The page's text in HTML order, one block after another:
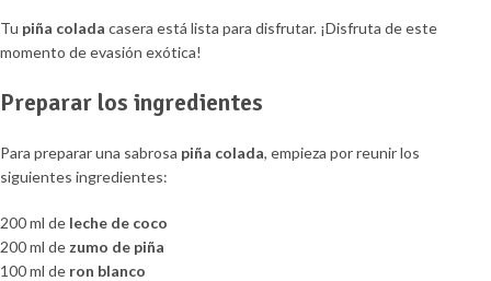
Tu piña colada casera está lista para disfrutar. ¡Disfruta de este
momento de evasión exótica!
Preparar los ingredientes
Para preparar una sabrosa piña colada, empieza por reunir los
siguientes ingredientes:
200 ml de leche de coco
200 ml de zumo de piña
100 ml de ron blanco